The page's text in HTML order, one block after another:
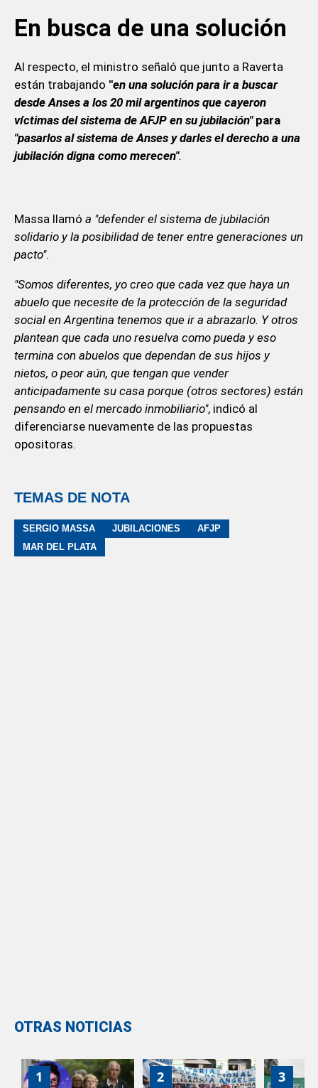
En busca de una solución
Al respecto, el ministro señaló que junto a Raverta
están trabajando "en una solución para ir a buscar
desde Anses a los 20 mil argentinos que cayeron
víctimas del sistema de AFJP en su jubilación"para
"pasarlos al sistema de Anses y darles el derecho a una
jubilación digna como merecen".
Massa llamó a "defender el sistema de jubilación
solidario y la posibilidad de tener entre generaciones un
pacto".
"Somos diferentes, yo creo que cada vez que haya un
abuelo que necesite de la protección de la seguridad
social en Argentina tenemos que ir a abrazarlo. Y otros
plantean que cada uno resuelva como pueda y eso
termina con abuelos que dependan de sus hijos y
nietos, o peor aún, que tengan que vender
anticipadamente su casa porque (otros sectores) están
pensando en el mercado inmobiliario", indicó al
diferenciarse nuevamente de las propuestas
opositoras.
TEMAS DE NOTA
SERGIO MASSA JUBILACIONES
AFJP
MAR DEL PLATA
OTRAS NOTICIAS
1 2 3